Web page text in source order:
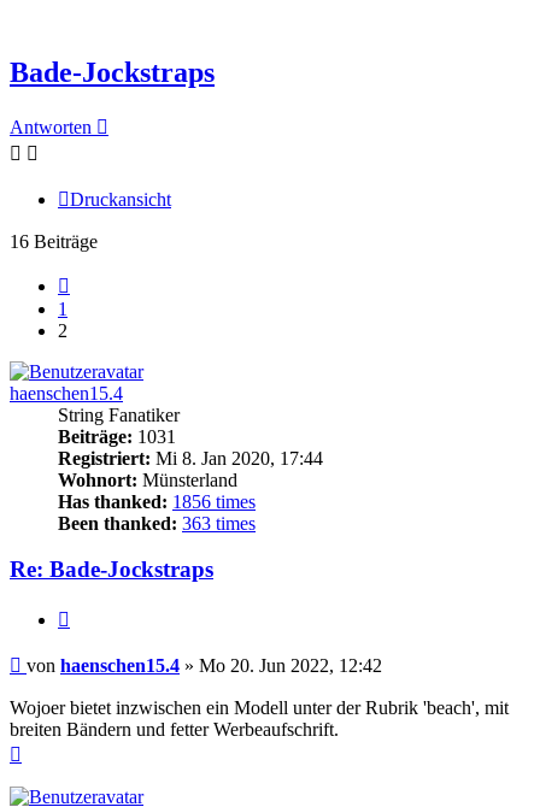
Bade-Jockstraps
Antworten
Druckansicht
16 Beiträge
1
2
haenschen15.4
String Fanatiker
Beiträge: 1031
Registriert: Mi 8. Jan 2020, 17:44
Wohnort: Münsterland
Has thanked: 1856 times
Been thanked: 363 times
Re: Bade-Jockstraps
Beitrag
von haenschen15.4 » Mo 20. Jun 2022, 12:42
Wojoer bietet inzwischen ein Modell unter der Rubrik 'beach', mit
breiten Bändern und fetter Werbeaufschrift.